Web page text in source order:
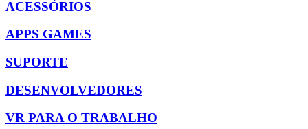
ACESSÓRIOS
APPS GAMES
SUPORTE
DESENVOLVEDORES
VR PARA O TRABALHO